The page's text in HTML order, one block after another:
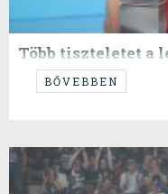
Több tiszteletet a
BŐVEBBEN